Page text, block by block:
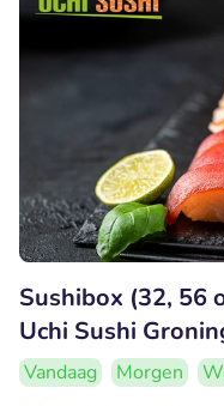
Sushibox (32, 56
Uchi Sushi
Vandaag Morgen